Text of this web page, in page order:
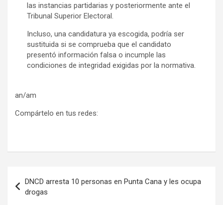
las instancias partidarias y posteriormente ante el
Tribunal Superior Electoral.
Incluso, una candidatura ya escogida, podría ser
sustituida si se comprueba que el candidato
presentó información falsa o incumple las
condiciones de integridad exigidas por la normativa.
an/am
Compártelo en tus redes:
de
DNCD arresta 10 personas en Punta Cana y les ocupa
drogas